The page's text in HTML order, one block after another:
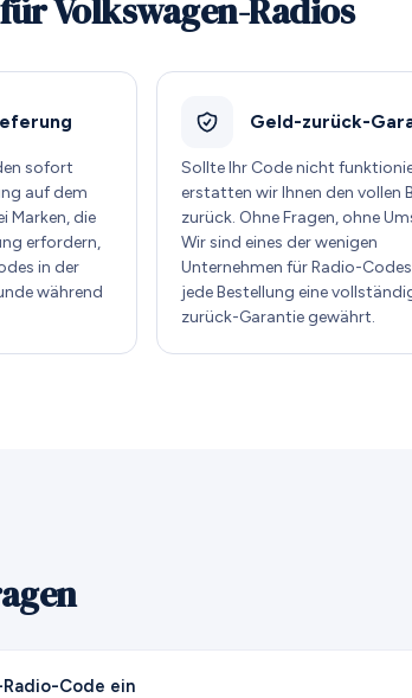
Volkswagen-Radios
sofort
auf dem
Marken, die
erfordern,
in der
während
Geld-zurück-
Sollte Ihr Code nicht
erstatten wir Ihnen den vollen
zurück. Ohne Fragen, ohne
Wir sind eines der wenigen
Unternehmen für Radio-
jede Bestellung eine
zurück-Garantie gewährt.
Code ein